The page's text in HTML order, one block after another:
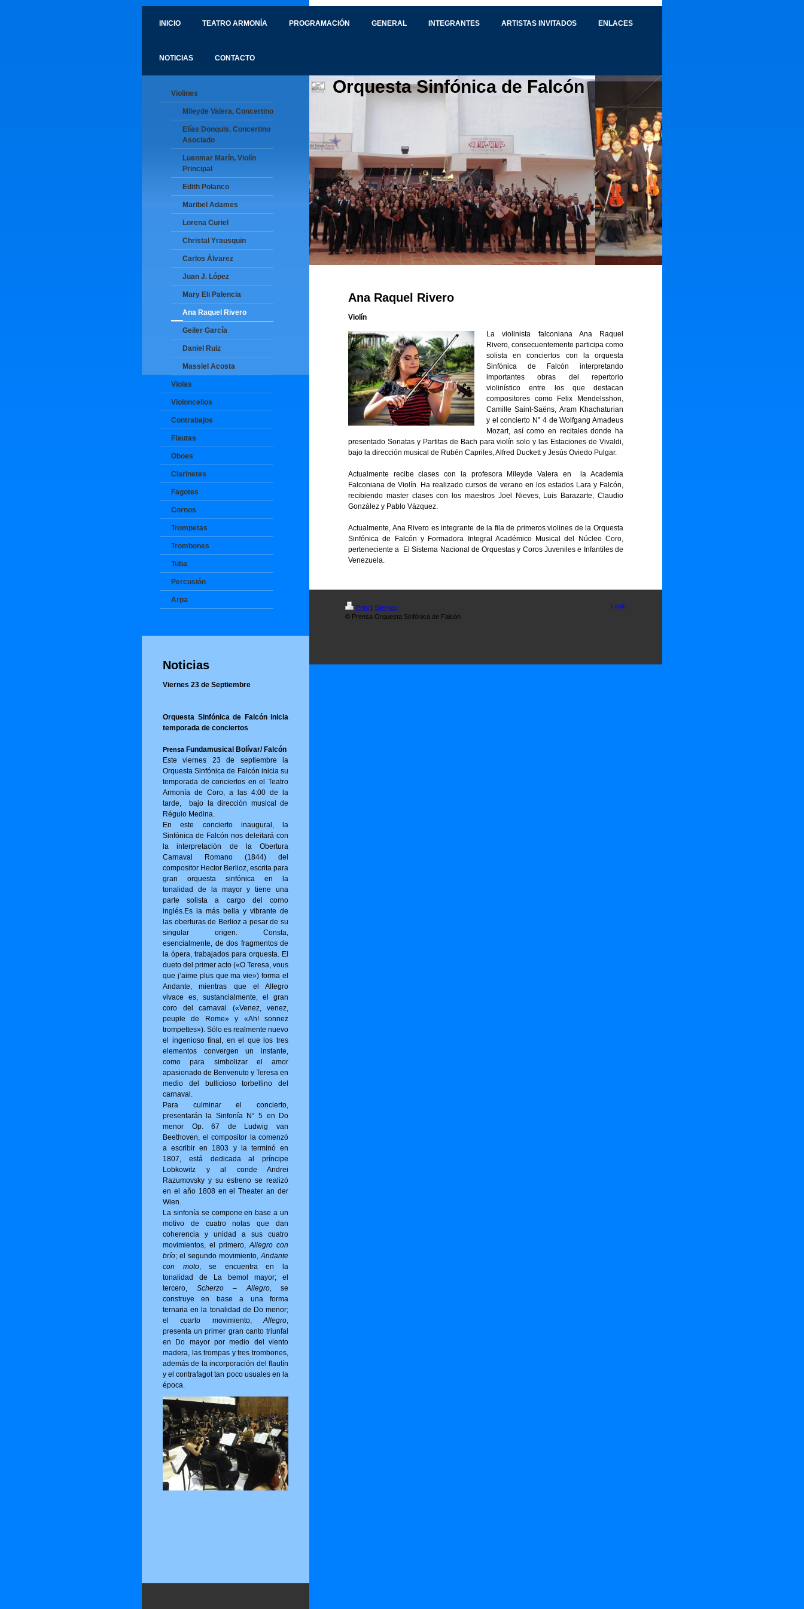
INICIO TEATRO ARMONÍA PROGRAMACIÓN GENERAL INTEGRANTES ARTISTAS INVITADOS ENLACES
NOTICIAS CONTACTO
Violines
Mileyde Valera, Concertino
Elías Donquis, Concertino
Asociado
Luenmar Marín, Violín
Principal
Edith Polanco
Maribel Adames
Lorena Curiel
Christal Yrausquin
Carlos Álvarez
Juan J. López
Mary Eli Palencia
Ana Raquel Rivero
Geiler García
Daniel Ruiz
Massiel Acosta
Violas
Violoncellos
Contrabajos
Flautas
Oboes
Clarinetes
Fagotes
Cornos
Trompetas
Trombones
Tuba
Percusión
Arpa
Noticias
Viernes 23 de Septiembre
Orquesta Sinfónica de Falcón inicia
temporada de conciertos
PrensaFundamusical Bolívar/ Falcón
Este viernes 23 de septiembre la
Orquesta Sinfónica de Falcón inicia su
temporada de conciertos en el Teatro
Armonía de Coro, a las 4:00 de la
tarde, bajo la dirección musical de
Régulo Medina.
En este concierto inaugural, la
Sinfónica de Falcón nos deleitará con
la interpretación de la Obertura
Carnaval Romano (1844) del
compositor Hector Berlioz, escrita para
gran orquesta sinfónica en la
tonalidad de la mayor y tiene una
parte solista a cargo del corno
inglés.Es la más bella y vibrante de
las oberturas de Berlioz a pesar de su
singular origen. Consta,
esencialmente, de dos fragmentos de
la ópera, trabajados para orquesta. El
dueto del primer acto («O Tere­sa, vous
que j’aime plus que ma vie») for­ma el
Andante, mientras que el Allegro
vivace es, sustancialmente, el gran
coro del carnaval («Venez, venez,
peuple de Rome» y «Ah! sonnez
trompettes»). Sólo es realmente nuevo
el ingenioso final, en el que los tres
elementos convergen un instante,
como para simbolizar el amor
apasionado de Benvenuto y Teresa en
medio del bullicioso torbellino del
carnaval.
Para culminar el concierto,
presentarán la Sinfonía N° 5 en Do
menor Op. 67 de Ludwig van
Beethoven, el compositor la comenzó
a escribir en 1803 y la terminó en
1807, está dedicada al príncipe
Lobkowitz y al conde Andrei
Razumovsky y su estreno se realizó
en el año 1808 en el Theater an der
Wien.
La sinfonía se compone en base a un
motivo de cuatro notas que dan
coherencia y unidad a sus cuatro
movimientos, el primero,Allegro con
brío; el segundo movimiento,Andante
con moto, se encuentra en la
tonalidad de La bemol mayor; el
tercero, Scherzo – Allegro, se
construye en base a una forma
ternaria en la tonalidad de Do menor;
el cuarto movimiento,Allegro,
presenta un primer gran canto triunfal
en Do mayor por medio del viento
madera, las trompas y tres trombones,
además de la incorporación del flautín
y el contrafagot tan poco usuales en la
época.
Orquesta Sinfónica de Falcón
Ana Raquel Rivero
Violín
La violinista falconiana Ana Raquel
Rivero, consecuentemente participa como
solista en conciertos con la orquesta
Sinfónica de Falcón interpretando
importantes obras del repertorio
violinístico entre los que destacan
compositores como Felix Mendelsshon,
Camille Saint-Saëns, Aram Khachaturian
y el concierto N° 4 de Wolfgang Amadeus
Mozart, así como en recitales donde ha
presentado Sonatas y Partitas de Bach para violín solo y las Estaciones de Vivaldi,
bajo la dirección musical de Rubén Capriles, Alfred Duckett y Jesús Oviedo Pulgar.
Actualmente recibe clases con la profesora Mileyde Valera en la Academia
Falconiana de Violín. Ha realizado cursos de verano en los estados Lara y Falcón,
recibiendo master clases con los maestros Joel Nieves, Luis Barazarte, Claudio
González y Pablo Vázquez.
Actualmente, Ana Rivero es integrante de la fila de primeros violines de la Orquesta
Sinfónica de Falcón y Formadora Integral Académico Musical del Núcleo Coro,
perteneciente a El Sistema Nacional de Orquestas y Coros Juveniles e Infantiles de
Venezuela.
Print | Sitemap
© Prensa Orquesta Sinfónica de Falcón
Login